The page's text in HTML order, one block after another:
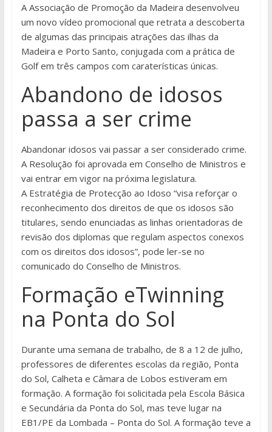
A Associação de Promoção da Madeira desenvolveu
um novo vídeo promocional que retrata a descoberta
de algumas das principais atrações das ilhas da
Madeira e Porto Santo, conjugada com a prática de
Golf em três campos com caraterísticas únicas.
Abandono de idosos
passa a ser crime
Abandonar idosos vai passar a ser considerado crime.
A Resolução foi aprovada em Conselho de Ministros e
vai entrar em vigor na próxima legislatura.
A Estratégia de Protecção ao Idoso “visa reforçar o
reconhecimento dos direitos de que os idosos são
titulares, sendo enunciadas as linhas orientadoras de
revisão dos diplomas que regulam aspectos conexos
com os direitos dos idosos”, pode ler-se no
comunicado do Conselho de Ministros.
Formação eTwinning
na Ponta do Sol
Durante uma semana de trabalho, de 8 a 12 de julho,
professores de diferentes escolas da região, Ponta
do Sol, Calheta e Câmara de Lobos estiveram em
formação. A formação foi solicitada pela Escola Básica
e Secundária da Ponta do Sol, mas teve lugar na
EB1/PE da Lombada – Ponta do Sol. A formação teve a